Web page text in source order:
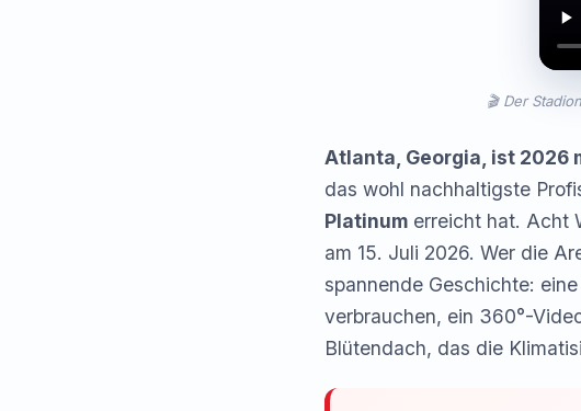
🎬 Der
Atlanta, Georgia, ist 2026
das wohl nachhaltigste
Platinum erreicht hat. Acht
am 15. Juli 2026. Wer die
spannende Geschichte:
verbrauchen, ein 360°-
Blütendach, das die